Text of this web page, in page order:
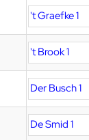
't Graefke 1
't Brook 1
Der Busch 1
De Smid 1